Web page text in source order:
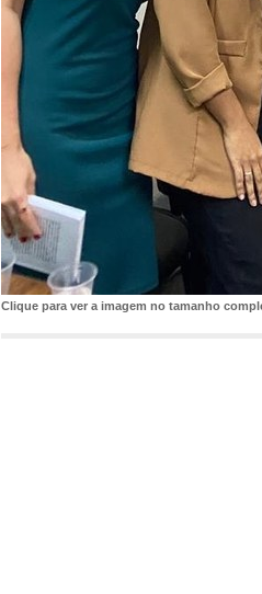
Clique para ver a imagem no tamanho